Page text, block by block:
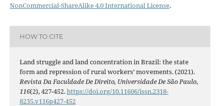
NonCommercial-ShareAlike 4.0 International License.
HOW TO CITE
Land struggle and land concentration in Brazil: the state
form and repression of rural workers’ movements. (2021).
Revista Da Faculdade De Direito, Universidade De São Paulo,
116(2), 427-452.https://doi.org/10.11606/issn.2318-
8235.v116p427-452